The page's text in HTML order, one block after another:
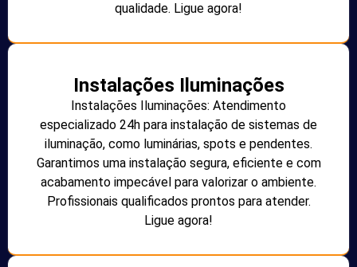
qualidade. Ligue agora!
Instalações Iluminações
Instalações Iluminações: Atendimento
especializado 24h para instalação de sistemas de
iluminação, como luminárias, spots e pendentes.
Garantimos uma instalação segura, eficiente e com
acabamento impecável para valorizar o ambiente.
Profissionais qualificados prontos para atender.
Ligue agora!